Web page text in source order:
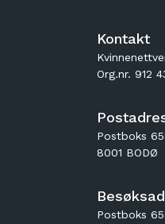
Kontakt
Org.nr. 912
Postboks
8001 BODØ
Postboks